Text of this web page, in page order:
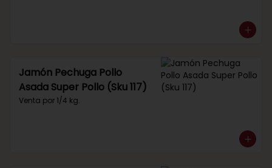
Jamón Pechuga Pollo
Asada Super Pollo (Sku 117)
Venta por 1/4 kg.